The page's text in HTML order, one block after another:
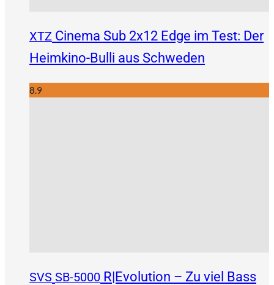
XTZ Cinema Sub 2x12 Edge im Test: Der
Heimkino-Bulli aus Schweden
8.9
SVS SB-5000 R|Evolution – Zu viel Bass